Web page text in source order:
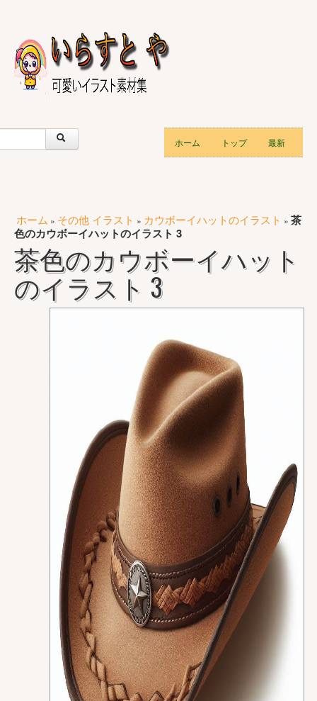
ホーム トップ 最新
ホーム » その他 イラスト » カウボーイハットのイラスト » 茶
色のカウボーイハットのイラスト 3
茶色のカウボーイハット
のイラスト 3